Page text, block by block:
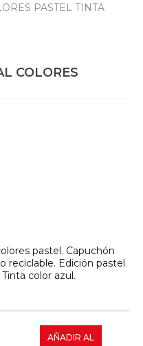
PASTEL TINTA
COLORES
pastel. Capuchón
reciclable. Edición pastel
color azul.
AÑADIR AL